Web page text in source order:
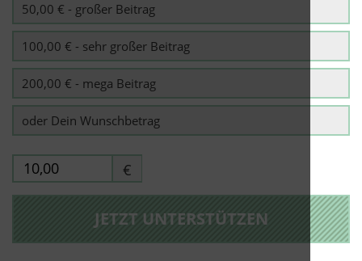
50,00 € - großer Beitrag
100,00 € - sehr großer Beitrag
200,00 € - mega Beitrag
oder Dein Wunschbetrag
€
JETZT UNTERSTÜTZEN